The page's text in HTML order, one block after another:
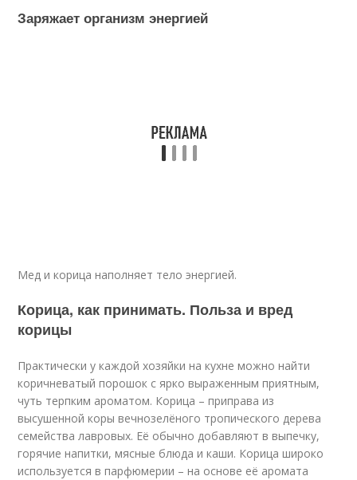
Заряжает организм энергией
Мед и корица наполняет тело энергией.
Корица, как принимать. Польза и вред
корицы
Практически у каждой хозяйки на кухне можно найти
коричневатый порошок с ярко выраженным приятным,
чуть терпким ароматом. Корица – приправа из
высушенной коры вечнозелёного тропического дерева
семейства лавровых. Её обычно добавляют в выпечку,
горячие напитки, мясные блюда и каши. Корица широко
используется в парфюмерии – на основе её аромата